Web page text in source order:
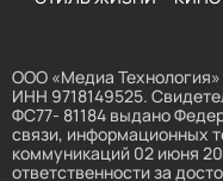
ООО «Медиа Технология»
ИНН 9718149525.
ФС77- 81184 выдано
связи, информационных
коммуникаций 02 июня
ответственности за